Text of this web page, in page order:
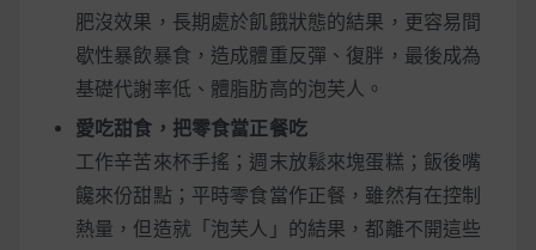
肥沒效果，長期處於飢餓狀態的結果，更容易間
歇性暴飲暴食，造成體重反彈、復胖，最後成為
基礎代謝率低、體脂肪高的泡芙人。
愛吃甜食，把零食當正餐吃
工作辛苦來杯手搖；週末放鬆來塊蛋糕；飯後嘴
饞來份甜點；平時零食當作正餐，雖然有在控制
熱量，但造就「泡芙人」的結果，都離不開這些